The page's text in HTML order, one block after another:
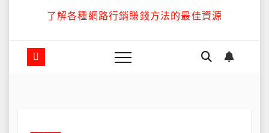
了解各種網路行銷賺錢方法的最佳資源